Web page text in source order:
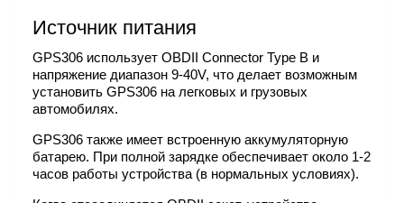
Источник питания
GPS306 использует OBDII Connector Type B и
напряжение диапазон 9-40V, что делает возможным
установить GPS306 на легковых и грузовых
автомобилях.
GPS306 также имеет встроенную аккумуляторную
батарею. При полной зарядке обеспечивает около 1-2
часов работы устройства (в нормальных условиях).